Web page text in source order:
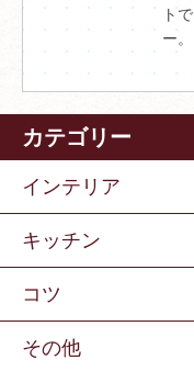
ト
ー。
カテゴリー
インテリア
キッチン
コツ
その他